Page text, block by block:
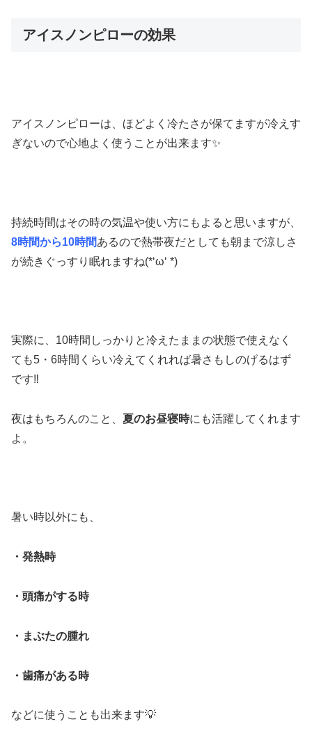
アイスノンピローの効果
アイスノンピローは、ほどよく冷たさが保てますが冷えす
ぎないので心地よく使うことが出来ます✨
持続時間はその時の気温や使い方にもよると思いますが、
8時間から10時間あるので熱帯夜だとしても朝まで涼しさ
が続きぐっすり眠れますね(*‘ω‘ *)
実際に、10時間しっかりと冷えたままの状態で使えなく
ても5・6時間くらい冷えてくれれば暑さもしのげるはず
です‼
夜はもちろんのこと、 夏のお昼寝時にも活躍してくれます
よ。
暑い時以外にも、
・発熱時
・頭痛がする時
・まぶたの腫れ
・歯痛がある時
などに使うことも出来ます💡